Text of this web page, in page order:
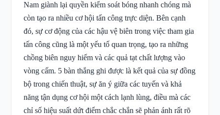
Nam giành lại quyền kiểm soát bóng nhanh chóng mà
còn tạo ra nhiều cơ hội tấn công trực diện. Bên cạnh
đó, sự cơ động của các hậu vệ biên trong việc tham gia
tấn công cũng là một yếu tố quan trọng, tạo ra những
chồng biên nguy hiểm và các quả tạt chất lượng vào
vòng cấm. 5 bàn thắng ghi được là kết quả của sự đồng
bộ trong chiến thuật, sự ăn ý giữa các tuyến và khả
năng tận dụng cơ hội một cách lạnh lùng, điều mà các
chỉ số hiệu suất dứt điểm chắc chắn sẽ phản ánh rất rõ